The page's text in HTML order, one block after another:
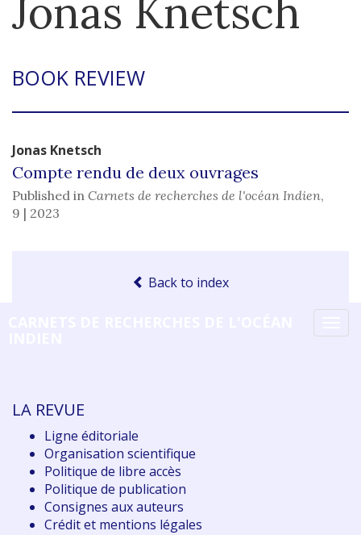
Jonas Knetsch
BOOK REVIEW
Jonas Knetsch
Compte rendu de deux ouvrages
Published in Carnets de recherches de l'océan Indien,
9 | 2023
Back to index
LA REVUE
Ligne éditoriale
Organisation scientifique
Politique de libre accès
Politique de publication
Consignes aux auteurs
Crédit et mentions légales